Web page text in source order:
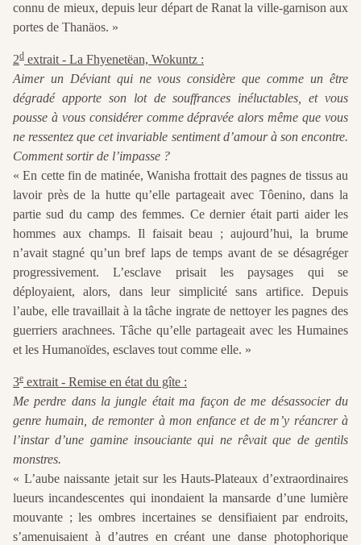
connu de mieux, depuis leur départ de Ranat la ville-garnison aux
portes de Thanäos. »
2d extrait - La Fhyenetëan, Wokuntz :
Aimer un Déviant qui ne vous considère que comme un être
dégradé apporte son lot de souffrances inéluctables, et vous
pousse à vous considérer comme dépravée alors même que vous
ne ressentez que cet invariable sentiment d’amour à son encontre.
Comment sortir de l’impasse ?
« En cette fin de matinée, Wanisha frottait des pagnes de tissus au
lavoir près de la hutte qu’elle partageait avec Tôenino, dans la
partie sud du camp des femmes. Ce dernier était parti aider les
hommes aux champs. Il faisait beau ; aujourd’hui, la brume
n’avait stagné qu’un bref laps de temps avant de se désagréger
progressivement. L’esclave prisait les paysages qui se
déployaient, alors, dans leur simplicité sans artifice. Depuis
l’aube, elle travaillait à la tâche ingrate de nettoyer les pagnes des
guerriers arachnees. Tâche qu’elle partageait avec les Humaines
et les Humanoïdes, esclaves tout comme elle. »
3e extrait - Remise en état du gîte :
Me perdre dans la jungle était ma façon de me désassocier du
genre humain, de remonter à mon enfance et de m’y réancrer à
l’instar d’une gamine insouciante qui ne rêvait que de gentils
monstres.
« L’aube naissante jetait sur les Hauts-Plateaux d’extraordinaires
lueurs incandescentes qui inondaient la mansarde d’une lumière
mouvante ; les ombres incertaines se densifiaient par endroits,
s’amenuisaient à d’autres en créant une danse photophorique